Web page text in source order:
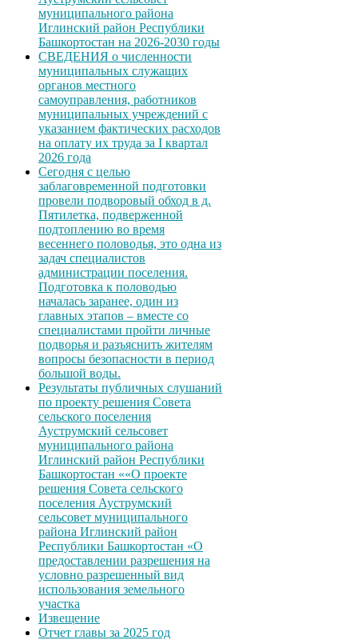
муниципального района
Иглинский район Республики
Башкортостан на 2026-2030 годы
СВЕДЕНИЯ о численности
муниципальных служащих
органов местного
самоуправления, работников
муниципальных учреждений с
указанием фактических расходов
на оплату их труда за I квартал
2026 года
Сегодня с целью
заблаговременной подготовки
провели подворовый обход в д.
Пятилетка, подверженной
подтоплению во время
весеннего половодья, это одна из
задач специалистов
администрации поселения.
Подготовка к половодью
началась заранее, один из
главных этапов – вместе со
специалистами пройти личные
подворья и разъяснить жителям
вопросы безопасности в период
большой воды.
Результаты публичных слушаний
по проекту решения Совета
сельского поселения
Ауструмский сельсовет
муниципального района
Иглинский район Республики
Башкортостан ««О проекте
решения Совета сельского
поселения Ауструмский
сельсовет муниципального
района Иглинский район
Республики Башкортостан «О
предоставлении разрешения на
условно разрешенный вид
использования земельного
участка
Извещение
Отчет главы за 2025 год